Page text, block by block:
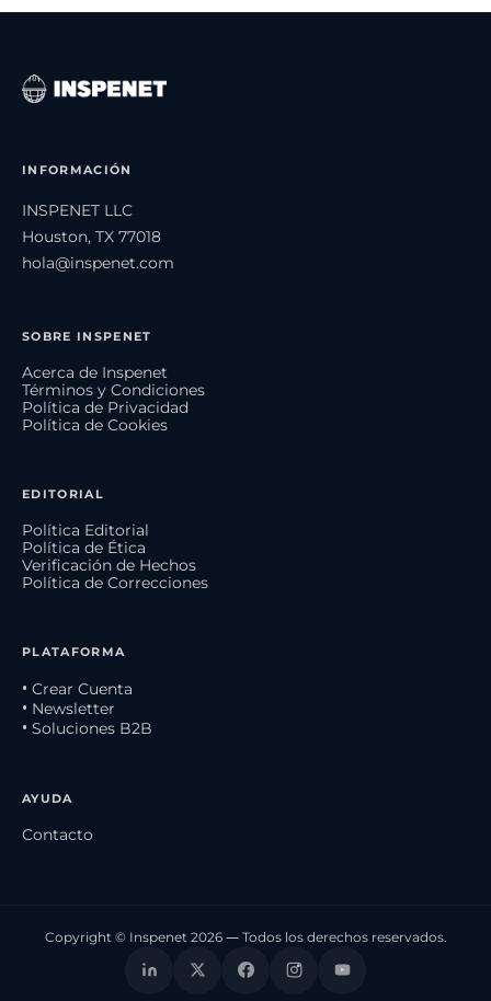
INFORMACIÓN
INSPENET LLC
Houston, TX 77018
hola@inspenet.com
SOBRE INSPENET
Acerca de Inspenet
Términos y Condiciones
Política de Privacidad
Política de Cookies
EDITORIAL
Política Editorial
Política de Ética
Verificación de Hechos
Política de Correcciones
PLATAFORMA
• Crear Cuenta
• Newsletter
• Soluciones B2B
AYUDA
Contacto
Copyright © Inspenet 2026 — Todos los derechos reservados.